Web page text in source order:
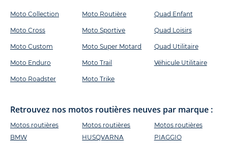
Moto Collection
Moto Cross
Moto Custom
Moto Enduro
Moto Roadster
Moto Routière
Moto Sportive
Moto Super Motard
Moto Trail
Moto Trike
Quad Enfant
Quad Loisirs
Quad Utilitaire
Véhicule Utilitaire
Retrouvez nos motos routières neuves par marque :
Motos routières
BMW
Motos routières
HUSQVARNA
Motos routières
PIAGGIO